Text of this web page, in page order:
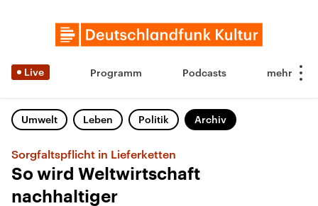
Live Programm Podcasts
Umwelt Leben Politik Archiv
Sorgfaltspflicht in Lieferketten
So wird Weltwirtschaft
nachhaltiger